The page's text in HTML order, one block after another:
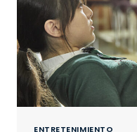
ENTRETENIMIENTO